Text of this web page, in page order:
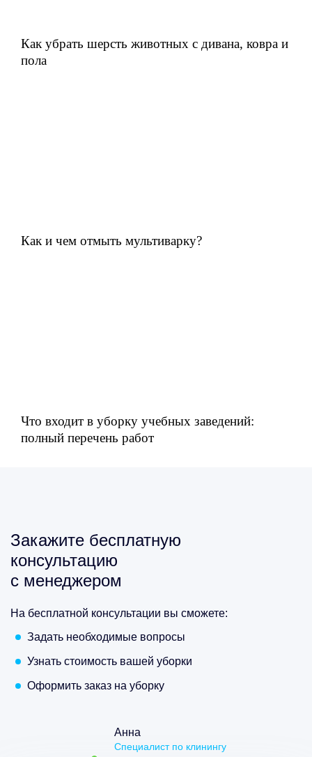
Как убрать шерсть животных с дивана, ковра и
пола
Как и чем отмыть мультиварку?
Что входит в уборку учебных заведений:
полный перечень работ
Закажите бесплатную
консультацию
с менеджером
На бесплатной консультации вы сможете:
Задать необходимые вопросы
Узнать стоимость вашей уборки
Оформить заказ на уборку
Анна
Специалист по клинингу